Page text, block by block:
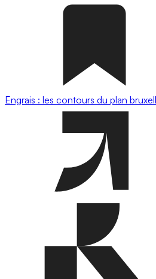
Engrais : les contours du plan